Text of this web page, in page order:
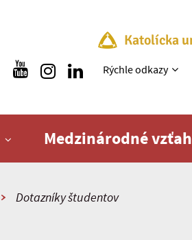
Katolícka
Rýchle menu
Rýchle odkazy
Medzinárodné
Dotazníky študentov